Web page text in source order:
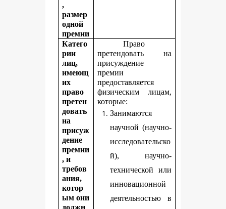
,
размер
одной
премии
Катего
рии
лиц,
имеющ
их
право
претен
довать
на
присуж
дение
премии
, и
требов
ания,
котор
ым они
должн
Право
претендовать на
присуждение
премии
предоставляется
физическим лицам,
которые:
Занимаются
научной (научно-
исследовательско
й), научно-
технической или
инновационной
деятельностью в